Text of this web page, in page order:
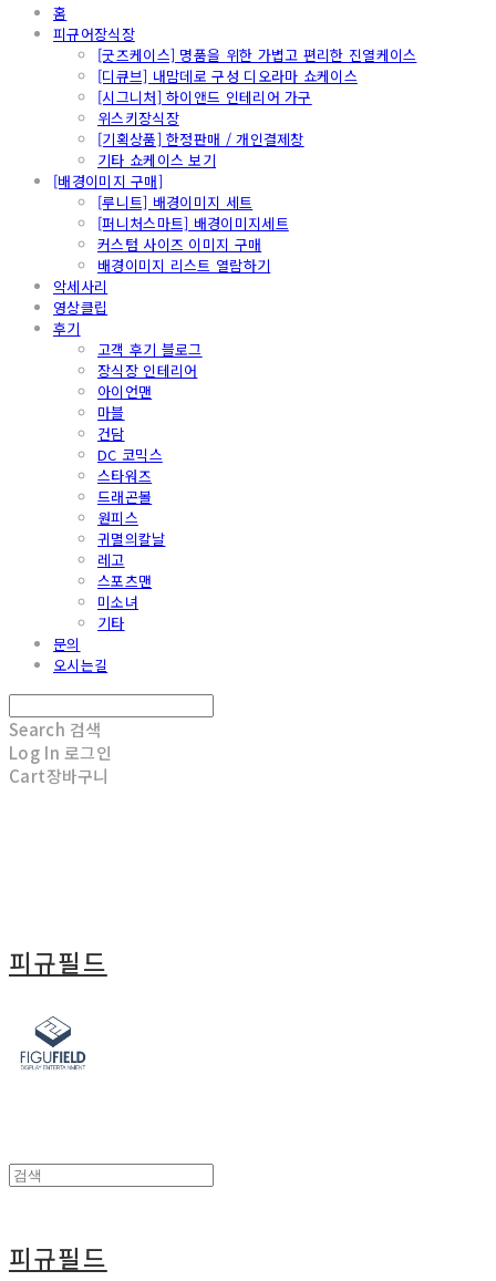
홈
피규어장식장
[굿즈케이스] 명품을 위한 가볍고 편리한 진열케이스
[디큐브] 내맘데로 구성 디오라마 쇼케이스
[시그니처] 하이앤드 인테리어 가구
위스키장식장
[기획상품] 한정판매 / 개인결제창
기타 쇼케이스 보기
[배경이미지 구매]
[루니트] 배경이미지 세트
[퍼니처스마트] 배경이미지세트
커스텀 사이즈 이미지 구매
배경이미지 리스트 열람하기
악세사리
영상클립
후기
고객 후기 블로그
장식장 인테리어
아이언맨
마블
건담
DC 코믹스
스타워즈
드래곤볼
원피스
귀멸의칼날
레고
스포츠맨
미소녀
기타
문의
오시는길
Search 검색
Log In 로그인
Cart장바구니
피규필드
피규필드